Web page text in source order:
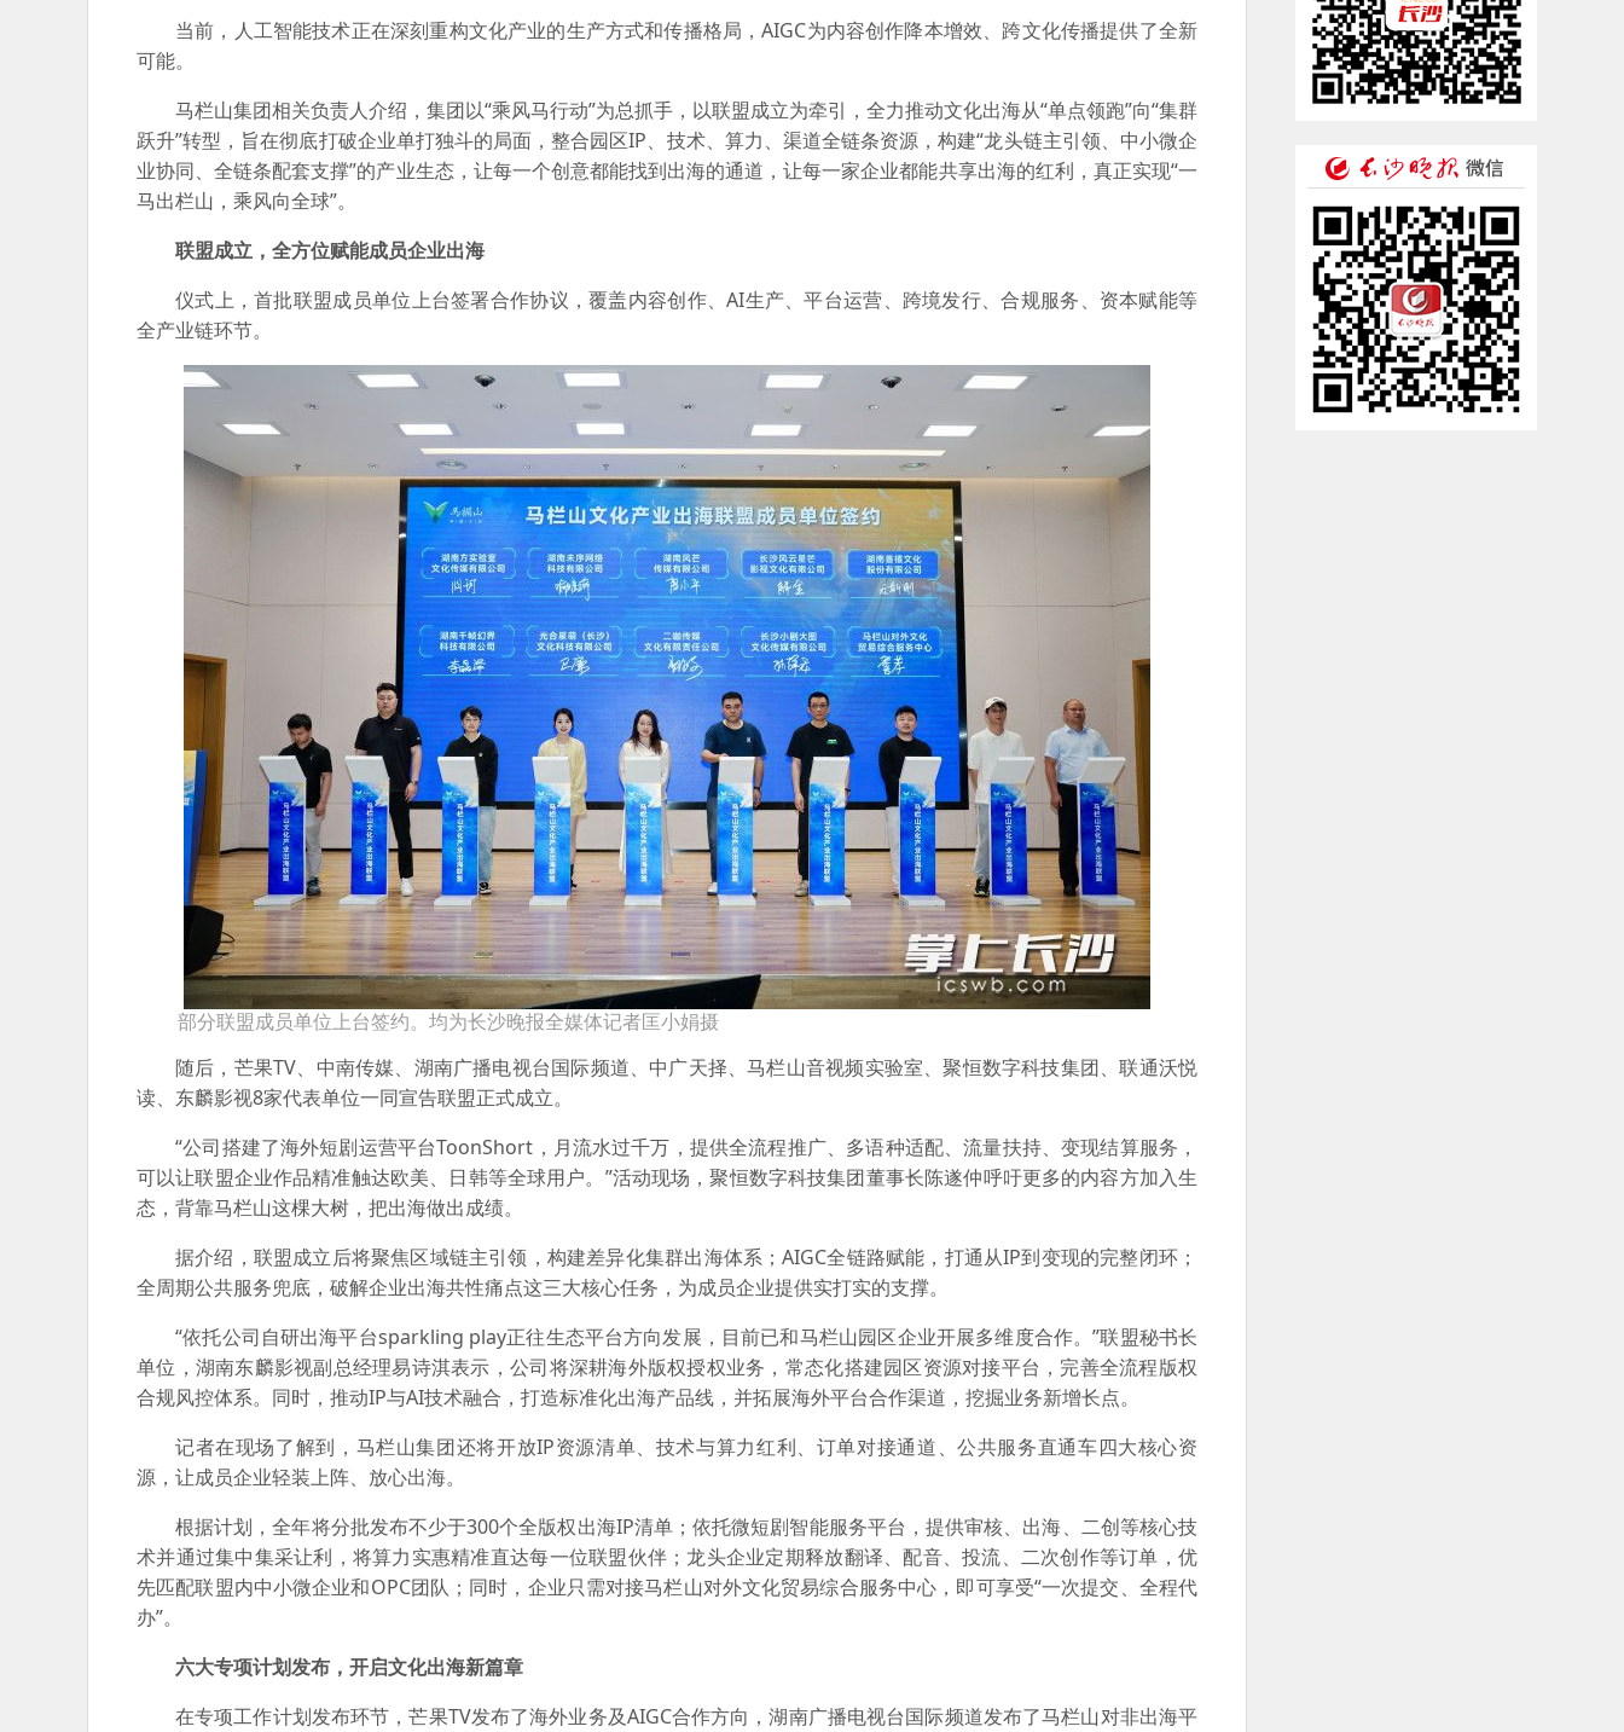
当前，人工智能技术正在深刻重构文化产业的生产方式和传播格局，AIGC为内容创作降本增效、跨文化传播提供了全新
可能。
马栏山集团相关负责人介绍，集团以“乘风马行动”为总抓手，以联盟成立为牵引，全力推动文化出海从“单点领跑”向“集群
跃升”转型，旨在彻底打破企业单打独斗的局面，整合园区IP、技术、算力、渠道全链条资源，构建“龙头链主引领、中小微企
业协同、全链条配套支撑”的产业生态，让每一个创意都能找到出海的通道，让每一家企业都能共享出海的红利，真正实现“一
马出栏山，乘风向全球”。
联盟成立，全方位赋能成员企业出海
仪式上，首批联盟成员单位上台签署合作协议，覆盖内容创作、AI生产、平台运营、跨境发行、合规服务、资本赋能等
全产业链环节。
部分联盟成员单位上台签约。均为长沙晚报全媒体记者匡小娟摄
随后，芒果TV、中南传媒、湖南广播电视台国际频道、中广天择、马栏山音视频实验室、聚恒数字科技集团、联通沃悦
读、东麟影视8家代表单位一同宣告联盟正式成立。
“公司搭建了海外短剧运营平台ToonShort，月流水过千万，提供全流程推广、多语种适配、流量扶持、变现结算服务，
可以让联盟企业作品精准触达欧美、日韩等全球用户。”活动现场，聚恒数字科技集团董事长陈遂仲呼吁更多的内容方加入生
态，背靠马栏山这棵大树，把出海做出成绩。
据介绍，联盟成立后将聚焦区域链主引领，构建差异化集群出海体系；AIGC全链路赋能，打通从IP到变现的完整闭环；
全周期公共服务兜底，破解企业出海共性痛点这三大核心任务，为成员企业提供实打实的支撑。
“依托公司自研出海平台sparkling play正往生态平台方向发展，目前已和马栏山园区企业开展多维度合作。”联盟秘书长
单位，湖南东麟影视副总经理易诗淇表示，公司将深耕海外版权授权业务，常态化搭建园区资源对接平台，完善全流程版权
合规风控体系。同时，推动IP与AI技术融合，打造标准化出海产品线，并拓展海外平台合作渠道，挖掘业务新增长点。
记者在现场了解到，马栏山集团还将开放IP资源清单、技术与算力红利、订单对接通道、公共服务直通车四大核心资
源，让成员企业轻装上阵、放心出海。
根据计划，全年将分批发布不少于300个全版权出海IP清单；依托微短剧智能服务平台，提供审核、出海、二创等核心技
术并通过集中集采让利，将算力实惠精准直达每一位联盟伙伴；龙头企业定期释放翻译、配音、投流、二次创作等订单，优
先匹配联盟内中小微企业和OPC团队；同时，企业只需对接马栏山对外文化贸易综合服务中心，即可享受“一次提交、全程代
办”。
六大专项计划发布，开启文化出海新篇章
在专项工作计划发布环节，芒果TV发布了海外业务及AIGC合作方向，湖南广播电视台国际频道发布了马栏山对非出海平